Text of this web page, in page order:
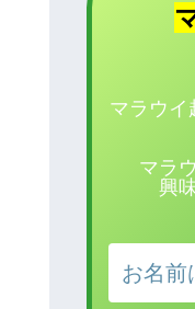
マラウイ
マラ
興